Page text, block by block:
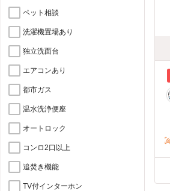
ペット相談
洗濯機置場あり
独立洗面台
エアコンあり
都市ガス
温水洗浄便座
オートロック
コンロ2口以上
追焚き機能
TV付インターホン